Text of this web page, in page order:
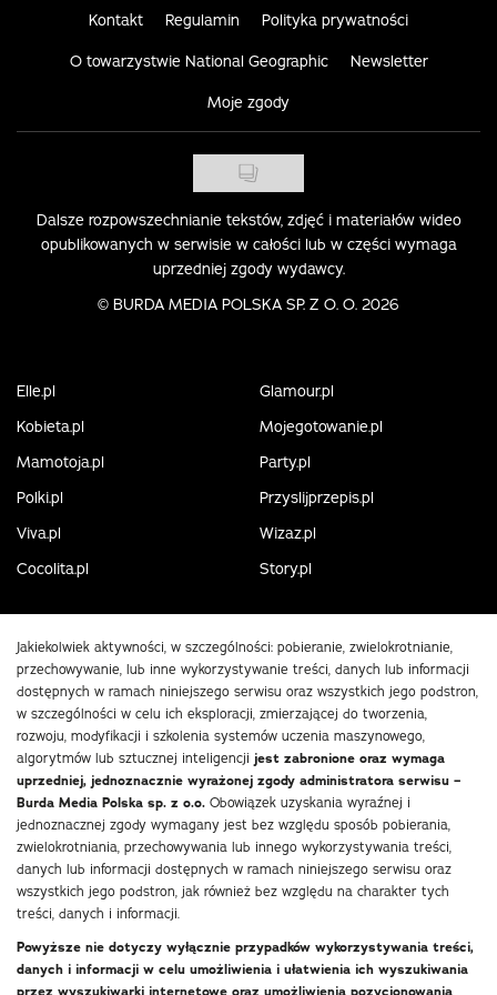
Kontakt Regulamin Polityka prywatności
O towarzystwie National Geographic Newsletter
Moje zgody
Dalsze rozpowszechnianie tekstów, zdjęć i materiałów wideo
opublikowanych w serwisie w całości lub w części wymaga
uprzedniej zgody wydawcy.
© BURDA MEDIA POLSKA SP. Z O. O. 2026
Elle.pl
Glamour.pl
Kobieta.pl
Mojegotowanie.pl
Mamotoja.pl
Party.pl
Polki.pl
Przyslijprzepis.pl
Viva.pl
Wizaz.pl
Cocolita.pl
Story.pl
Jakiekolwiek aktywności, w szczególności: pobieranie, zwielokrotnianie,
przechowywanie, lub inne wykorzystywanie treści, danych lub informacji
dostępnych w ramach niniejszego serwisu oraz wszystkich jego podstron,
w szczególności w celu ich eksploracji, zmierzającej do tworzenia,
rozwoju, modyfikacji i szkolenia systemów uczenia maszynowego,
algorytmów lub sztucznej inteligencji jest zabronione oraz wymaga
uprzedniej, jednoznacznie wyrażonej zgody administratora serwisu –
Burda Media Polska sp. z o.o. Obowiązek uzyskania wyraźnej i
jednoznacznej zgody wymagany jest bez względu sposób pobierania,
zwielokrotniania, przechowywania lub innego wykorzystywania treści,
danych lub informacji dostępnych w ramach niniejszego serwisu oraz
wszystkich jego podstron, jak również bez względu na charakter tych
treści, danych i informacji.
Powyższe nie dotyczy wyłącznie przypadków wykorzystywania treści,
danych i informacji w celu umożliwienia i ułatwienia ich wyszukiwania